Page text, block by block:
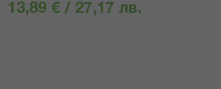
13,89 € / 27,17 лв.